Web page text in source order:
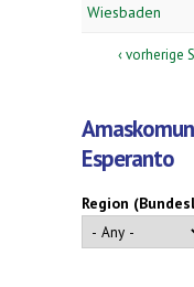
Wiesbaden
‹ vorherige
Esperanto
Region